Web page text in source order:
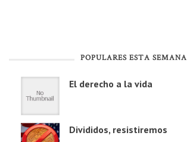
POPULARES ESTA SEMANA
El derecho a la vida
Divididos, resistiremos